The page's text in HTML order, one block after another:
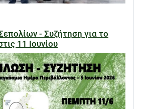
- Συζήτηση για το
11 Ιουνίου